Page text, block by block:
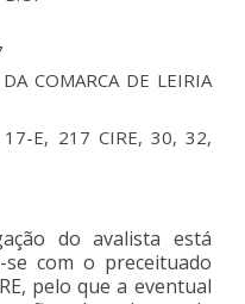
COMARCA DE LEIRIA
17-E, 217 CIRE, 30, 32,
do avalista está
com o preceituado
pelo que a eventual